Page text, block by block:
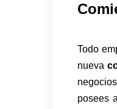
Todo
nueva
posees